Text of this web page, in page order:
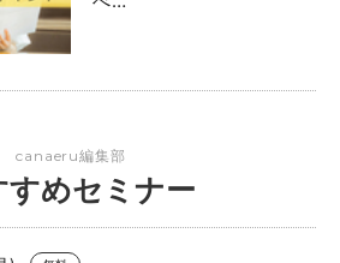
canaeru編集部
すめセミナー